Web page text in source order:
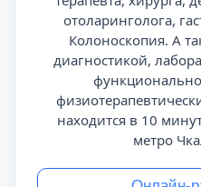
отоларинголога,
Колоноскопия. А
диагностикой,
находится в 10
метро